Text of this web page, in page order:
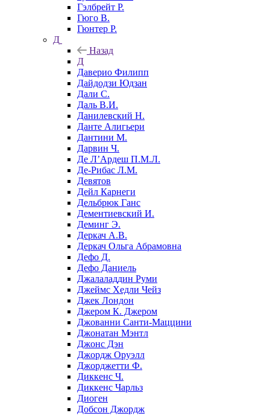
Гэлбрейт Р.
Гюго В.
Гюнтер Р.
Д
Назад
Д
Даверио Филипп
Дайдодзи Юдзан
Дали С.
Даль В.И.
Данилевский Н.
Данте Алигьери
Дантини М.
Дарвин Ч.
Де Л’Ардеш П.М.Л.
Де-Рибас Л.М.
Девятов
Дейл Карнеги
Дельбрюк Ганс
Дементиевский И.
Деминг Э.
Деркач А.В.
Деркач Ольга Абрамовна
Дефо Д.
Дефо Даниель
Джалаладдин Руми
Джеймс Хедли Чейз
Джек Лондон
Джером К. Джером
Джованни Санти-Маццини
Джонатан Мэнтл
Джонс Дэн
Джордж Оруэлл
Джорджетти Ф.
Диккенс Ч.
Диккенс Чарльз
Диоген
Добсон Джордж